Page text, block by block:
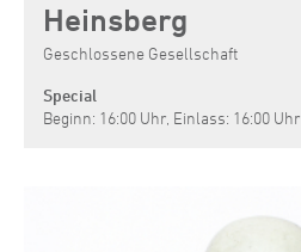
Heinsberg
Geschlossene Gesellschaft
Special
Beginn: 16:00 Uhr, Einlass: 16:00 Uhr